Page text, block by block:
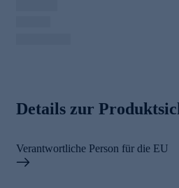
Details zur
Verantwortliche Person für die EU